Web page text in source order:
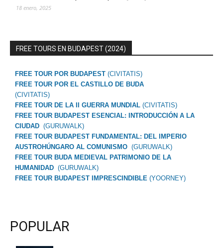
18 enero, 2025
FREE TOURS EN BUDAPEST (2024)
FREE TOUR POR BUDAPEST (CIVITATIS)
FREE TOUR POR EL CASTILLO DE BUDA
(CIVITATIS)
FREE TOUR DE LA II GUERRA MUNDIAL (CIVITATIS)
FREE TOUR BUDAPEST ESENCIAL: INTRODUCCIÓN A LA
CIUDAD (GURUWALK)
FREE TOUR BUDAPEST FUNDAMENTAL: DEL IMPERIO
AUSTROHÚNGARO AL COMUNISMO (GURUWALK)
FREE TOUR BUDA MEDIEVAL PATRIMONIO DE LA
HUMANIDAD (GURUWALK)
FREE TOUR BUDAPEST IMPRESCINDIBLE (YOORNEY)
POPULAR